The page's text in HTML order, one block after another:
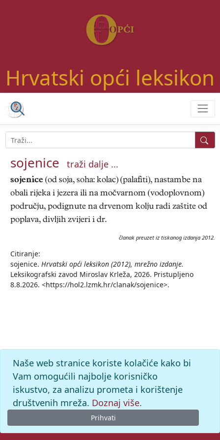
Hrvatski opći leksikon
sojenice traži dalje ...
sojenice (od soja, soha: kolac) (palafiti), nastambe na
obali rijeka i jezera ili na močvarnom (vodoplovnom)
području, podignute na drvenom kolju radi zaštite od
poplava, divljih zvijeri i dr.
članak preuzet iz tiskanog izdanja 2012.
Citiranje:
sojenice. Hrvatski opći leksikon (2012), mrežno izdanje.
Leksikografski zavod Miroslav Krleža, 2026. Pristupljeno
8.8.2026. <https://hol2.lzmk.hr/clanak/sojenice>.
Naše web stranice koriste kolačiće kako bi
Vam omogućili najbolje korisničko
iskustvo, za analizu prometa i korištenje
društvenih mreža. Doznaj više.
Prihvati
© 2026. -Leksikografski zavodMiroslav Krleža